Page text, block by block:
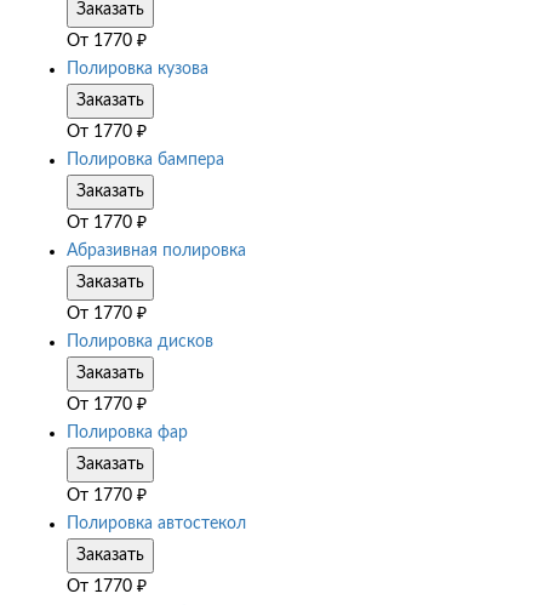
Заказать
От 1770 ₽
Полировка кузова
Заказать
От 1770 ₽
Полировка бампера
Заказать
От 1770 ₽
Абразивная полировка
Заказать
От 1770 ₽
Полировка дисков
Заказать
От 1770 ₽
Полировка фар
Заказать
От 1770 ₽
Полировка автостекол
Заказать
От 1770 ₽